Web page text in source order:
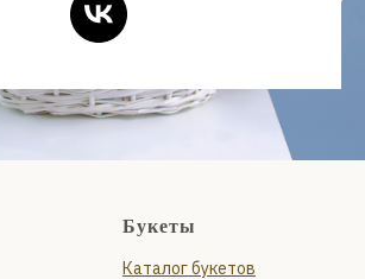
Букеты
Каталог букетов